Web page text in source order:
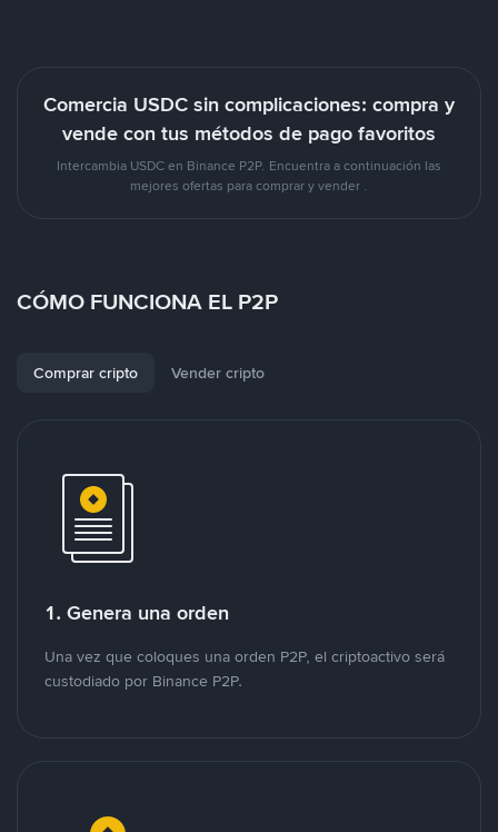
Comercia USDC sin complicaciones: compra y
vende con tus métodos de pago favoritos
Intercambia USDC en Binance P2P. Encuentra a continuación las
mejores ofertas para comprar y vender .
CÓMO FUNCIONA EL P2P
Comprar cripto Vender cripto
1. Genera una orden
Una vez que coloques una orden P2P, el criptoactivo será
custodiado por Binance P2P.